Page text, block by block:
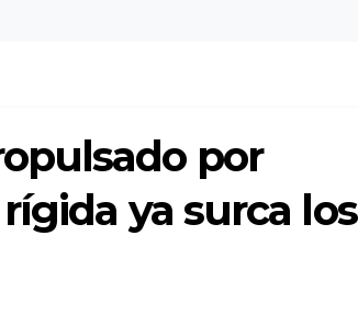
por
ya surca los